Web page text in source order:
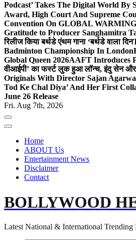
Podcast’ Takes The Digital World By
Award, High Court And Supreme
Convention On GLOBAL WARMING
Gratitude to Producer Sanghamitra
रिलीज किया बर्थडे एंथम गाना ‘बर्थडे वाला दिन
Badminton Championship In London
Global Queen 2026AAFT Introduces
वीआईपी’ का फर्स्ट लुक हुआ लॉन्च, इंदु सेन
Originals With Director Sajan
Tod Ke Chal Diya’ And Her First
June 26 Release
Fri. Aug 7th, 2026
Home
ABOUT Us
Entertainment News
Disclaimer
Contact
BOLLYWOOD
Latest National & International Trending